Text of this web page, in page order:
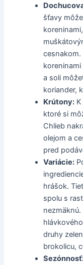
šťavy
a soli
koriander,
Krútony:
ktoré si
Chlieb
olejom a
pred
Variácie:
hrášok.
spolu s
druhy
brokolicu,